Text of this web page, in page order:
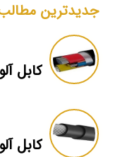
جدیدترین